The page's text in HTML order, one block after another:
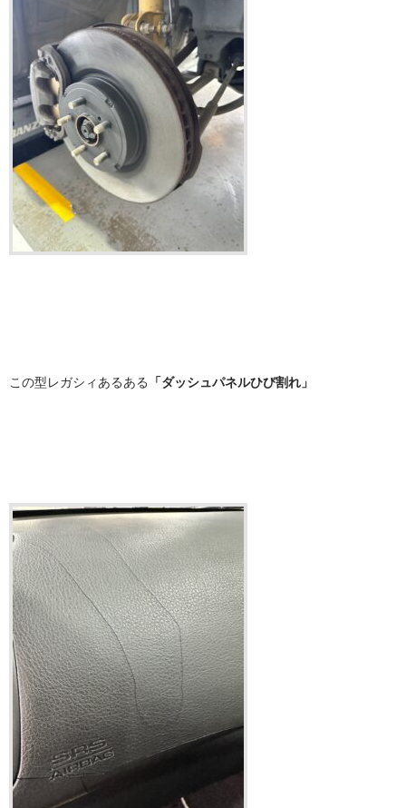
この型レガシィあるある 「ダッシュパネルひび割れ」